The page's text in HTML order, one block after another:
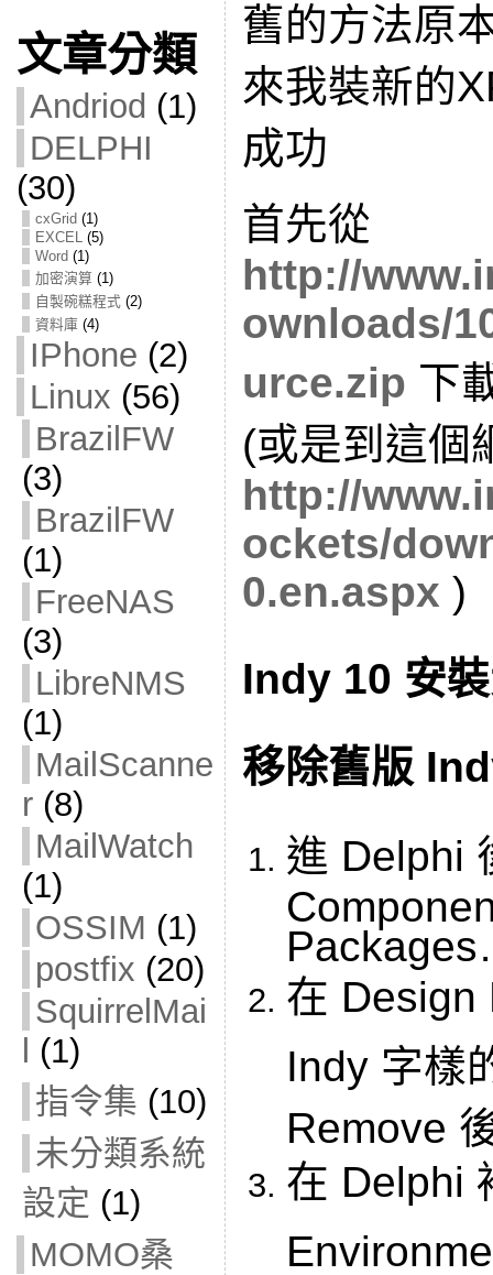
文章分類
Andriod (1)
DELPHI
(30)
cxGrid (1)
EXCEL(5)
Word (1)
加密演算(1)
自製碗糕程式(2)
資料庫(4)
IPhone (2)
Linux (56)
BrazilFW
(3)
BrazilFW
(1)
FreeNAS
(3)
LibreNMS
(1)
MailScanne
r(8)
MailWatch
(1)
OSSIM (1)
postfix (20)
SquirrelMai
(1)
指令集 (10)
未分類系統
設定 (1)
MOMO桑
舊的方法原
來我裝新的
成功
首先從
http://
ownloads/
urce.zip 下
(或是到這個
http://
ockets/
0.en.aspx )
Indy 10 安
移除舊版
進 Delphi
在 Design
Indy 字樣
Remove
在 Delphi